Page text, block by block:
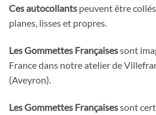
Ces autocollants peuvent être
planes, lisses et propres.
Les Gommettes Françaisessont
France dans notre atelier de
(Aveyron).
Les Gommettes Françaisessont